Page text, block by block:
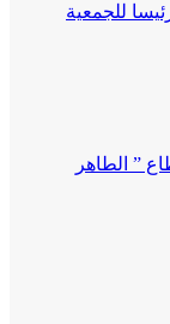
للجمعية
” الطاهر